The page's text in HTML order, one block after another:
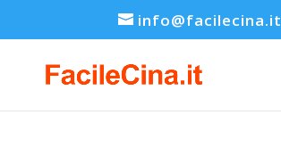
info@facilecina.it